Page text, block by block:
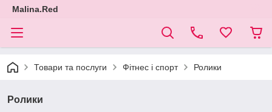
Malina.Red
Товари та послуги Фітнес і спорт Ролики
Ролики